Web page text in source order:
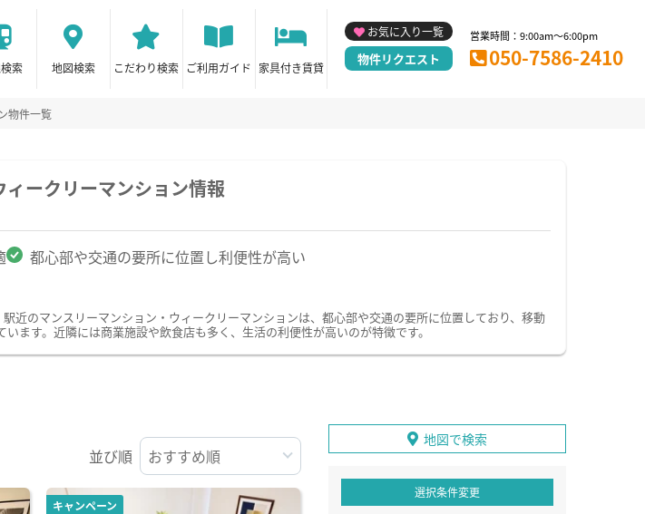
索 地図検索 こだわり検索 ご利用ガイド 家具付き賃貸
お気に入り一覧
物件リクエスト
営業時間：9:00am～6:00pm
050-7586-2410
物件一覧
ークリーマンション情報
都心部や交通の要所に位置し利便性が高い
近のマンスリーマンション・ウィークリーマンションは、都心部や交通の要所に位置しており、移動
ます。近隣には商業施設や飲食店も多く、生活の利便性が高いのが特徴です。
並び順
キャンペーン
地図で検索
選択条件変更